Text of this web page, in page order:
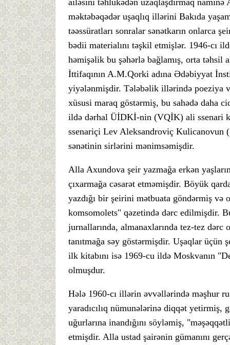
ailəsini təhlükədən uzaqlaşdırmaq
məktəbəqədər uşaqlıq illərini Bakıda
təəssüratları sonralar sənətkarın onlarca
bədii materialını təşkil etmişlər. 1946-cı
həmişəlik bu şəhərlə bağlamış, orta təhsil
İttifaqının A.M.Qorki adına Ədəbiyyat
yiyələnmişdir. Tələbəlik illərində poeziya
xüsusi maraq göstərmiş, bu sahədə daha
ildə dərhal ÜİDKİ-nin (VQİK) ali ssenari
ssenariçi Lev Aleksandroviç Kulicanovun
sənətinin sirlərini mənimsəmişdir.
Alla Axundova şeir yazmağa erkən
çıxarmağa cəsarət etməmişdir. Böyük
yazdığı bir şeirini mətbuata göndərmiş
komsomolets" qəzetində dərc edilmişdir.
jurnallarında, almanaxlarında tez-tez dərc
tanıtmağa səy göstərmişdir. Uşaqlar
ilk kitabını isə 1969-cu ildə Moskvanın
olmuşdur.
Hələ 1960-cı illərin əvvəllərində məşhur
yaradıcılıq nümunələrinə diqqət
uğurlarına inandığını söyləmiş,
etmişdir. Alla ustad şairənin gümanını